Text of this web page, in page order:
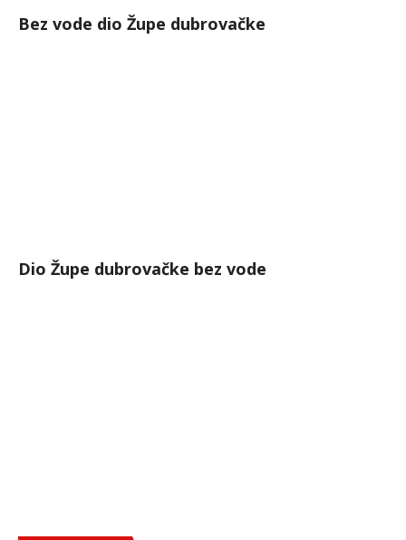
Bez vode dio Župe dubrovačke
Dio Župe dubrovačke bez vode